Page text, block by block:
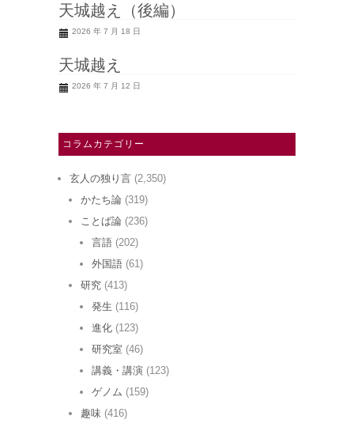
天城越え（後編）
2026 年 7 月 18 日
天城越え
2026 年 7 月 12 日
コラムカテゴリー
玄人の独り言 (2,350)
かたち論 (319)
ことば論 (236)
言語 (202)
外国語 (61)
研究 (413)
発生 (116)
進化 (123)
研究室 (46)
講義・講演 (123)
ゲノム (159)
趣味 (416)